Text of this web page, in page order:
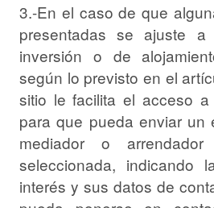
3.-En el caso de que
presentadas se ajuste a
inversión o de
según lo previsto en el
sitio le facilita el acceso a
para que pueda enviar un
mediador o
seleccionada, indicando
interés y sus datos de